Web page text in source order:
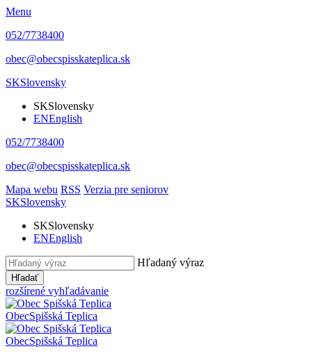
Menu
052/7738400
obec@obecspisskateplica.sk
SKSlovensky
SKSlovensky
ENEnglish
052/7738400
obec@obecspisskateplica.sk
Mapa webu RSS Verzia pre seniorov
SKSlovensky
SKSlovensky
ENEnglish
Hľadaný výraz
Hľadať
rozšírené vyhľadávanie
ObecSpišská Teplica
ObecSpišská Teplica